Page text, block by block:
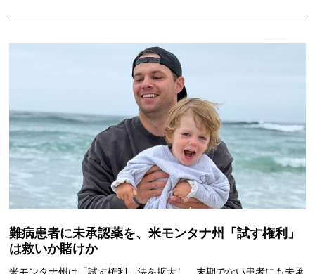
難病患者に未承認薬を、米モンタナ州「試す権利」
は救いか賭けか